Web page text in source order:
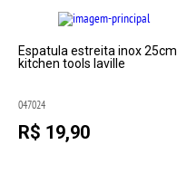
Espatula estreita inox 25cm
kitchen tools laville
047024
R$ 19,90